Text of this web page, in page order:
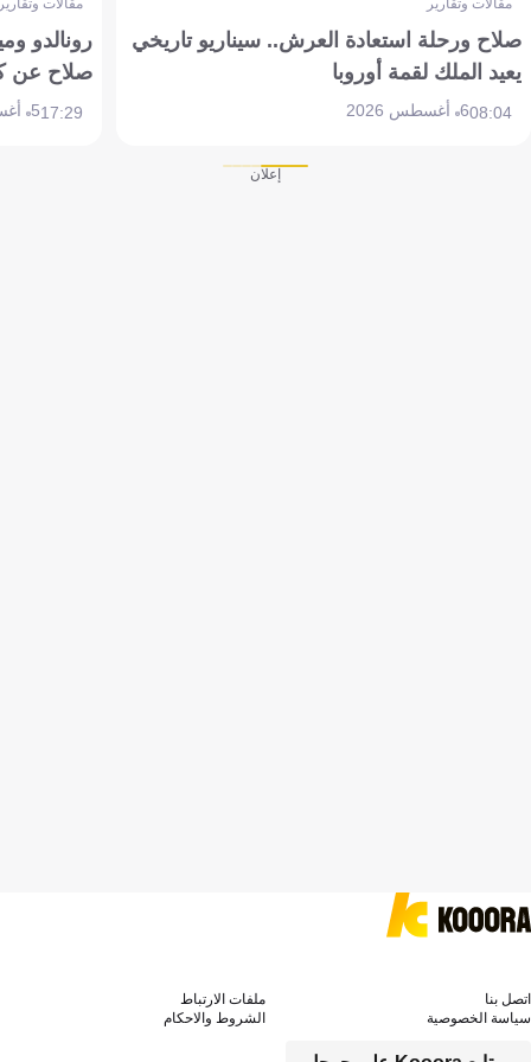
مقالات وتقارير
صلاح ورحلة استعادة العرش.. سيناريو تاريخي
يعيد الملك لقمة أوروبا
08:046 أغسطس 2026
مقالات
رونالدو
صلاح عن
17:295 أغسطس 2026
إعلان
اتصل بنا
ملفات الارتباط
سياسة الخصوصية
الشروط والاحكام